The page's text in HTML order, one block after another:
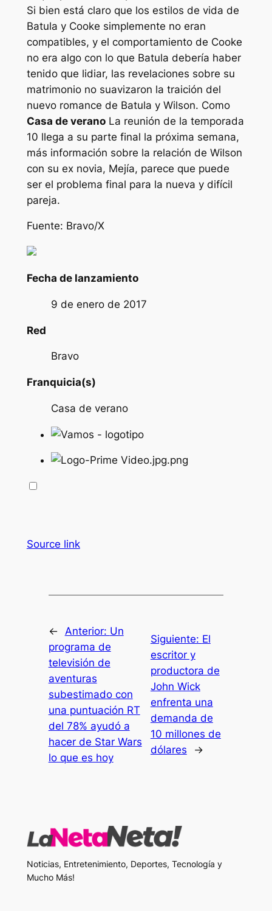
Si bien está claro que los estilos de vida de
Batula y Cooke simplemente no eran
compatibles, y el comportamiento de Cooke
no era algo con lo que Batula debería haber
tenido que lidiar, las revelaciones sobre su
matrimonio no suavizaron la traición del
nuevo romance de Batula y Wilson. Como
Casa de verano La reunión de la temporada
10 llega a su parte final la próxima semana,
más información sobre la relación de Wilson
con su ex novia, Mejía, parece que puede
ser el problema final para la nueva y difícil
pareja.
Fuente: Bravo/X
Fecha de lanzamiento
9 de enero de 2017
Red
Bravo
Franquicia(s)
Casa de verano
Source link
← Anterior: Un
programa de
televisión de
aventuras
subestimado con
una puntuación RT
del 78% ayudó a
hacer de Star Wars
lo que es hoy
Siguiente: El
escritor y
productora de
John Wick
enfrenta una
demanda de
10 millones de
dólares
→
Noticias, Entretenimiento, Deportes, Tecnología y
Mucho Más!